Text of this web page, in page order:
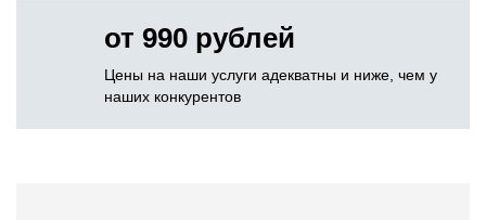
от 990 рублей
Цены на наши услуги адекватны и ниже, чем у
наших конкурентов